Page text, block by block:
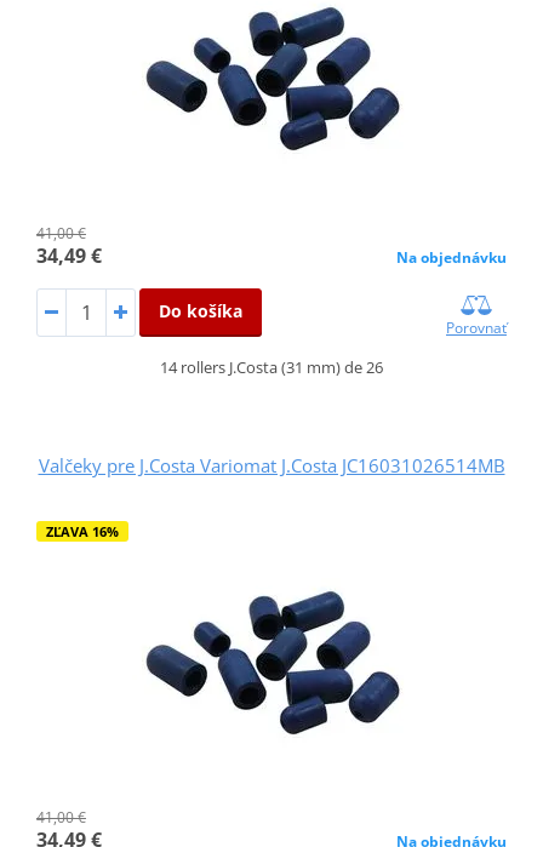
41,00 €
34,49 € Na objednávku
Do košíka
Porovnať
14 rollers J.Costa (31 mm) de 26
Valčeky pre J.Costa Variomat J.Costa JC16031026514MB
ZĽAVA 16%
41,00 €
34,49 € Na objednávku